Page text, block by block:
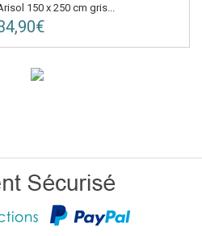
150 x 250 cm gris...